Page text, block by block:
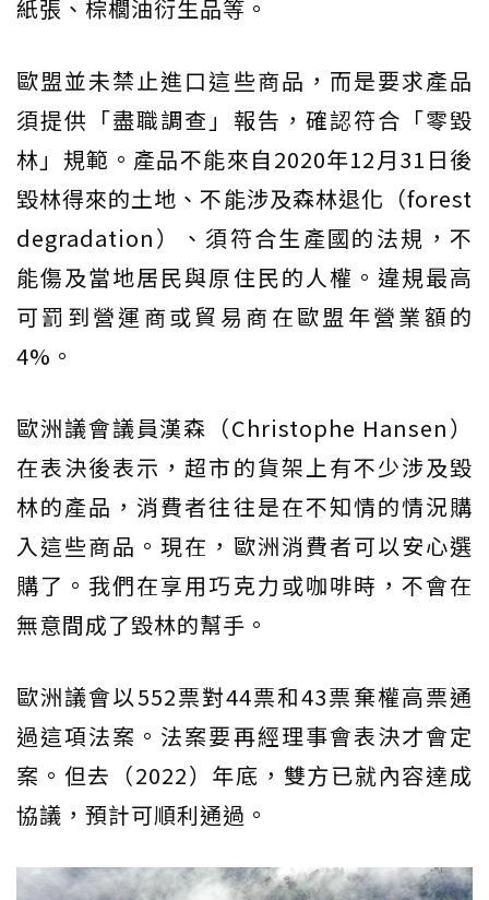
紙張、棕櫚油衍生品等。
歐盟並未禁止進口這些商品，而是要求產品
須提供「盡職調查」報告，確認符合「零毀
林」規範。產品不能來自2020年12月31日後
毀林得來的土地、不能涉及森林退化（forest
degradation）、須符合生產國的法規，不
能傷及當地居民與原住民的人權。違規最高
可罰到營運商或貿易商在歐盟年營業額的
4%。
歐洲議會議員漢森（Christophe Hansen）
在表決後表示，超市的貨架上有不少涉及毀
林的產品，消費者往往是在不知情的情況購
入這些商品。現在，歐洲消費者可以安心選
購了。我們在享用巧克力或咖啡時，不會在
無意間成了毀林的幫手。
歐洲議會以552票對44票和43票棄權高票通
過這項法案。法案要再經理事會表決才會定
案。但去（2022）年底，雙方已就內容達成
協議，預計可順利通過。